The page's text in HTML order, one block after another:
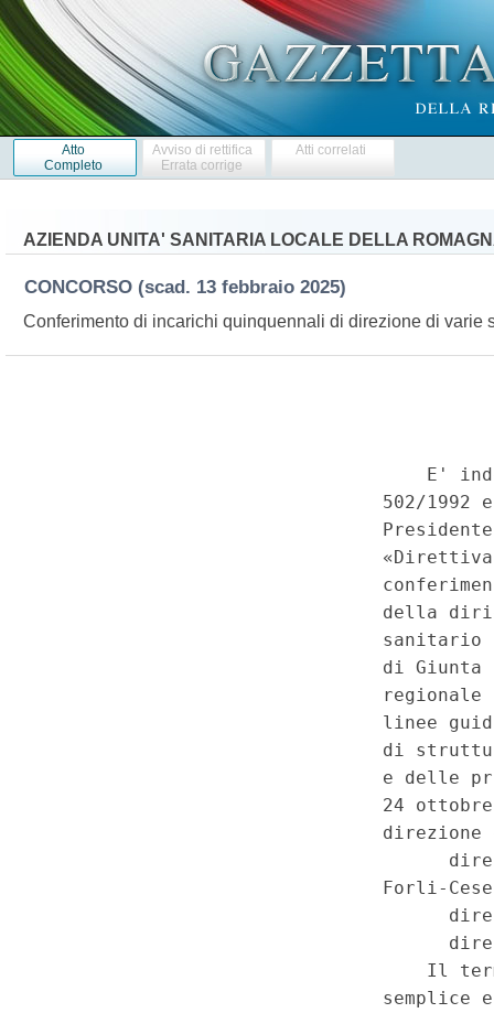
Atto
Completo
Avviso di rettifica
Errata corrige
Atti correlati
AZIENDA UNITA' SANITARIA LOCALE DELLA
CONCORSO (scad. 13 febbraio 2025)
Conferimento di incarichi quinquennali di direzione di varie